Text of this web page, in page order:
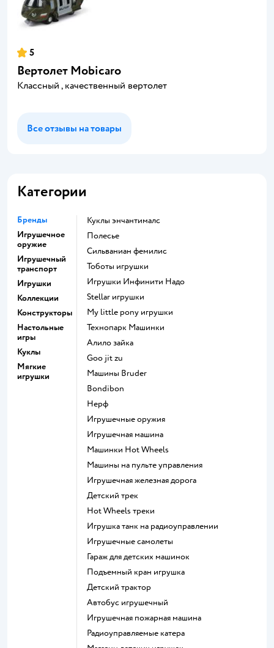
5
Вертолет Mobicaro
Классный , качественный вертолет
Все отзывы на товары
Категории
Бренды
Игрушечное
оружие
Игрушечный
транспорт
Игрушки
Коллекции
Конструкторы
Настольные
игры
Куклы
Мягкие
игрушки
Куклы энчантималс
Полесье
Сильваниан фемилис
Тоботы игрушки
Игрушки Инфинити Надо
Stellar игрушки
my little pony игрушки
Технопарк Машинки
Алило зайка
Goo jit zu
Машины Bruder
Bondibon
Нерф
Игрушечные оружия
Игрушечная машина
Машинки Hot Wheels
Машины на пульте управления
Игрушечная железная дорога
Детский трек
Hot Wheels треки
Игрушка танк на радиоуправлении
Игрушечные самолеты
Гараж для детских машинок
Подъемный кран игрушка
Детский трактор
Автобус игрушечный
Игрушечная пожарная машина
Радиоуправляемые катера